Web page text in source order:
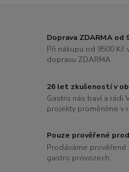
Doprava ZDARMA od
Při nákupu od 9500 Kč
dopravu ZDARMA
26 let zkušeností v
Gastro nás baví a rádi
projekty proměníme v
Pouze prověřené
Prodáváme prověřené
gastro provozech.